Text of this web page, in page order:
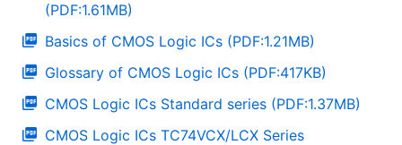
(PDF:1.61MB)
Basics of CMOS Logic ICs (PDF:1.21MB)
Glossary of CMOS Logic ICs (PDF:417KB)
CMOS Logic ICs Standard series (PDF:1.37MB)
CMOS Logic ICs TC74VCX/LCX Series